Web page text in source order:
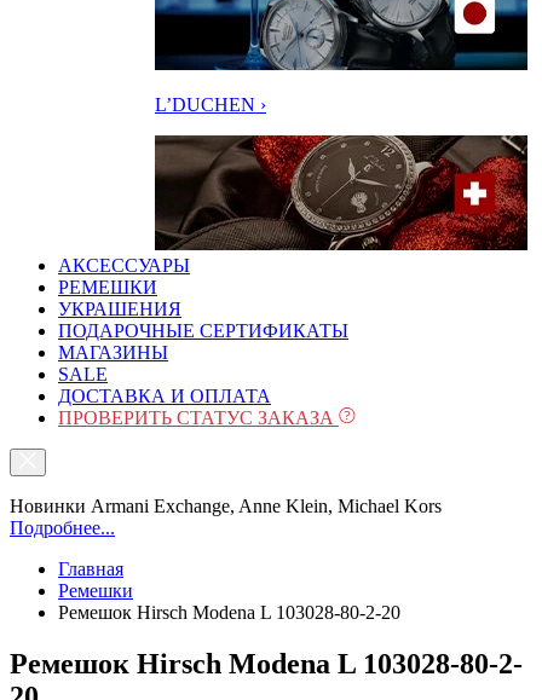
L’DUCHEN ›
АКСЕССУАРЫ
РЕМЕШКИ
УКРАШЕНИЯ
ПОДАРОЧНЫЕ СЕРТИФИКАТЫ
МАГАЗИНЫ
SALE
ДОСТАВКА И ОПЛАТА
ПРОВЕРИТЬ СТАТУС ЗАКАЗА
Новинки Armani Exchange, Anne Klein, Michael Kors
Подробнее...
Главная
Ремешки
Ремешок Hirsch Modena L 103028-80-2-20
Ремешок Hirsch Modena L 103028-80-2-